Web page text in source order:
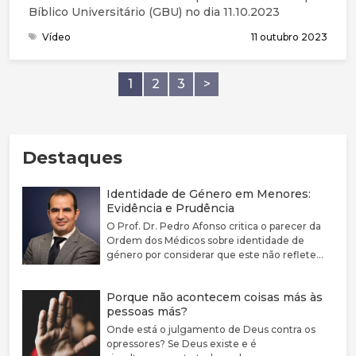
Bíblico Universitário (GBU) no dia 11.10.2023
Vídeo 11 outubro 2023
1 2 3 >
Destaques
Identidade de Género em Menores:
Evidência e Prudência
O Prof. Dr. Pedro Afonso critica o parecer da
Ordem dos Médicos sobre identidade de
género por considerar que este não reflete
Defende que a disforia de género deve ser
encarada como uma condição médica
associada a sofrimento e sublinha a elevada
prevalência de comorbilidades psiquiátricas
Porque não acontecem coisas más às
pessoas más?
Onde está o julgamento de Deus contra os
opressores? Se Deus existe e é